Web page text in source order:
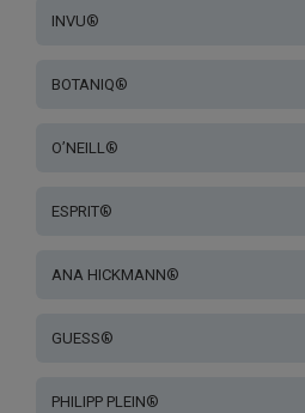
INVU®
BOTANIQ®
O’NEILL®
ESPRIT®
ANA HICKMANN®
GUESS®
PHILIPP PLEIN®